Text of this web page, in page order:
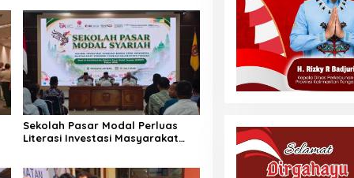
Sekolah Pasar Modal Perluas
Literasi Investasi Masyarakat